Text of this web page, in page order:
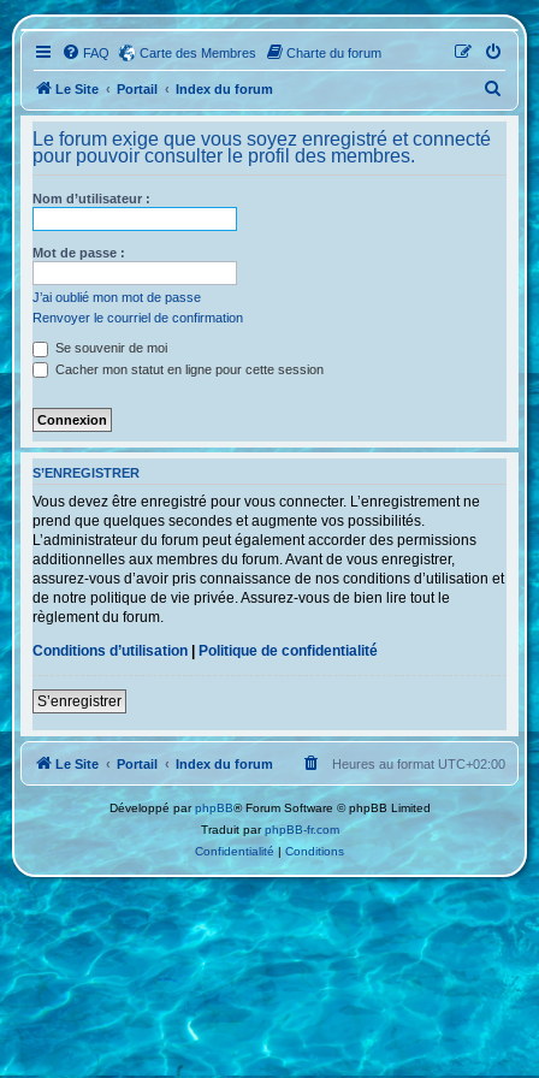
FAQ Carte des Membres Charte du forum
Le Site Portail Index du forum
e
h
Le forum exige que vous soyez enregistré et connecté
pour pouvoir consulter le profil des membres.
Nom d’utilisateur :
Mot de passe :
J’ai oublié mon mot de passe
Renvoyer le courriel de confirmation
Se souvenir de moi
Cacher mon statut en ligne pour cette session
S’ENREGISTRER
Vous devez être enregistré pour vous connecter. L’enregistrement ne
prend que quelques secondes et augmente vos possibilités.
L’administrateur du forum peut également accorder des permissions
additionnelles aux membres du forum. Avant de vous enregistrer,
assurez-vous d’avoir pris connaissance de nos conditions d’utilisation et
de notre politique de vie privée. Assurez-vous de bien lire tout le
règlement du forum.
Conditions d’utilisation |Politique de confidentialité
S’enregistrer
Le Site Portail Index du forum Heures au format UTC+02:00
Développé parphpBB® Forum Software © phpBB Limited
Traduit parphpBB-fr.com
Confidentialité | Conditions